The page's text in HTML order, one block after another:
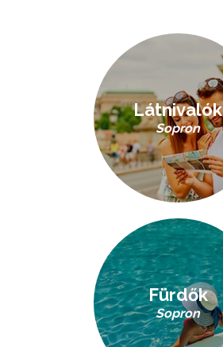
Látnivalók
Sopron
Fürdők
Sopron